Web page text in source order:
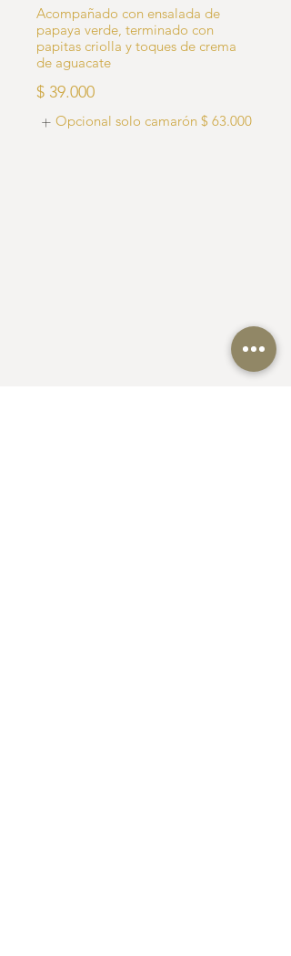
Acompañado con ensalada de
papaya verde, terminado con
papitas criolla y toques de crema
de aguacate
$ 39.000
Opcional solo camarón $ 63.000